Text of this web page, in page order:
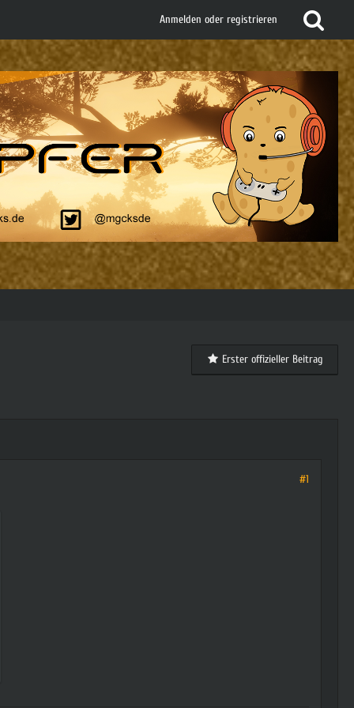
Anmelden oder registrieren
Erster offizieller Beitrag
#1